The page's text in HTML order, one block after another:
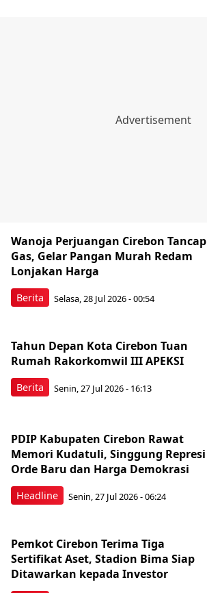
Berita
Wanoja Perjuangan Cirebon Tancap
Gas, Gelar Pangan Murah Redam
Lonjakan Harga
Selasa, 28 Jul 2026 - 00:54
Berita
Tahun Depan Kota Cirebon Tuan
Rumah Rakorkomwil III APEKSI
Senin, 27 Jul 2026 - 16:13
Headline
PDIP Kabupaten Cirebon Rawat
Memori Kudatuli, Singgung Represi
Orde Baru dan Harga Demokrasi
Senin, 27 Jul 2026 - 06:24
Pemkot Cirebon Terima Tiga
Sertifikat Aset, Stadion Bima Siap
Ditawarkan kepada Investor